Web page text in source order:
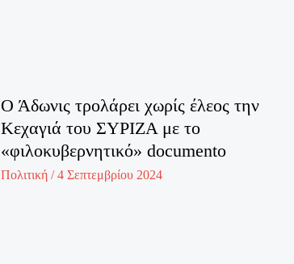
Ο Άδωνις τρολάρει χωρίς έλεος την
Κεχαγιά του ΣΥΡΙΖΑ με το
«φιλοκυβερνητικό» documento
Πολιτική/4 Σεπτεμβρίου 2024